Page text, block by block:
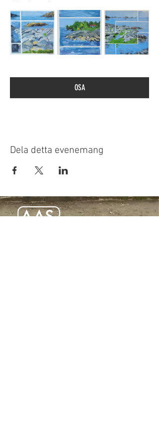
OSA
Dela detta evenemang